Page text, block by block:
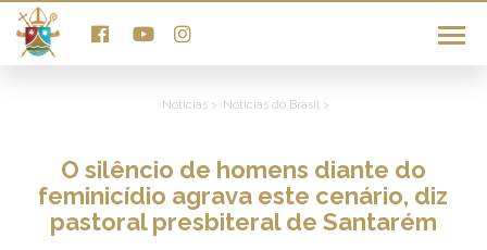
Notícias > Notícias do Brasil >
O silêncio de homens diante do
feminicídio agrava este cenário, diz
pastoral presbiteral de Santarém